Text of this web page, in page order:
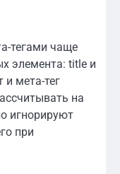
тегами чаще
элемента: title и
мета-тег
на
игнорируют
при